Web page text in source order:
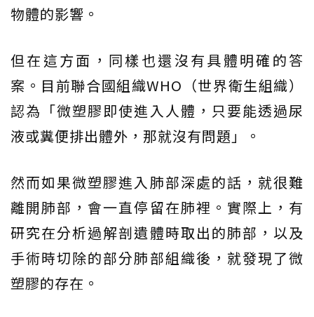
物體的影響。
但在這方面，同樣也還沒有具體明確的答
案。目前聯合國組織WHO（世界衛生組織）
認為「微塑膠即使進入人體，只要能透過尿
液或糞便排出體外，那就沒有問題」。
然而如果微塑膠進入肺部深處的話，就很難
離開肺部，會一直停留在肺裡。實際上，有
研究在分析過解剖遺體時取出的肺部，以及
手術時切除的部分肺部組織後，就發現了微
塑膠的存在。